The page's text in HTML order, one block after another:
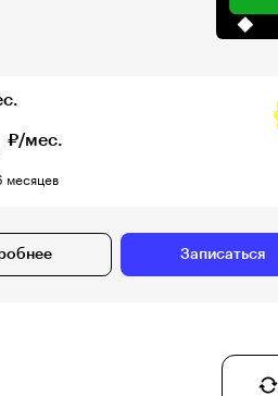
₽/мес.
месяцев
Записаться